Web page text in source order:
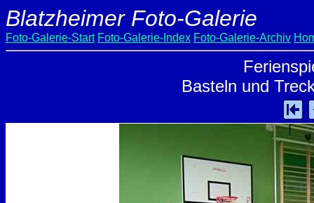
Blatzheimer Foto-Galerie
Foto-Galerie-Start Foto-Galerie-Index Foto-Galerie-Archiv
Basteln und